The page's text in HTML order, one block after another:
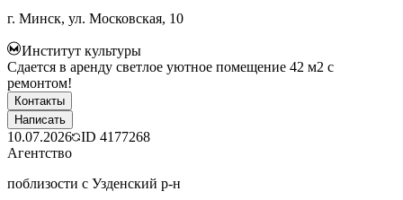
г. Минск, ул. Московская, 10
Институт культуры
Сдается в аренду светлое уютное помещение 42 м2 с
ремонтом!
Контакты
Написать
10.07.2026 ID 4177268
Агентство
поблизости с Узденский р-н